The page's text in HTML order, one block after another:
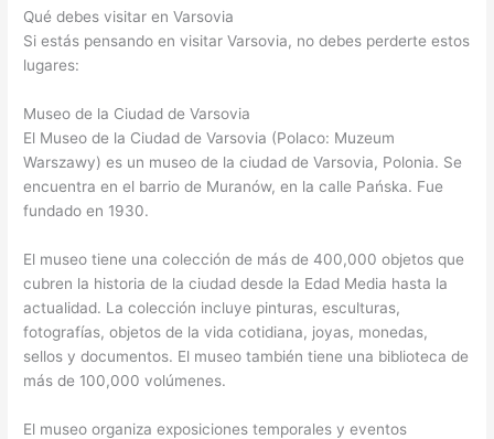
Qué debes visitar en Varsovia
Si estás pensando en visitar Varsovia, no debes perderte estos
lugares:
Museo de la Ciudad de Varsovia
El Museo de la Ciudad de Varsovia (Polaco: Muzeum
Warszawy) es un museo de la ciudad de Varsovia, Polonia. Se
encuentra en el barrio de Muranów, en la calle Pańska. Fue
fundado en 1930.
El museo tiene una colección de más de 400,000 objetos que
cubren la historia de la ciudad desde la Edad Media hasta la
actualidad. La colección incluye pinturas, esculturas,
fotografías, objetos de la vida cotidiana, joyas, monedas,
sellos y documentos. El museo también tiene una biblioteca de
más de 100,000 volúmenes.
El museo organiza exposiciones temporales y eventos